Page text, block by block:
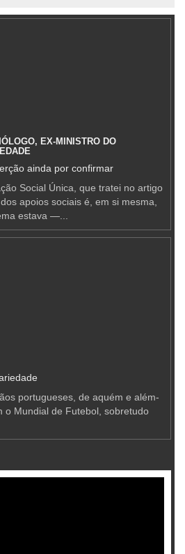
EX-MINISTRO DO
ainda por confirmar
Social Única, que tratei no artigo
apoios sociais é, em si mesma,
estava —...
portugueses, de aquém e além-
o Mundial de Futebol, sobretudo